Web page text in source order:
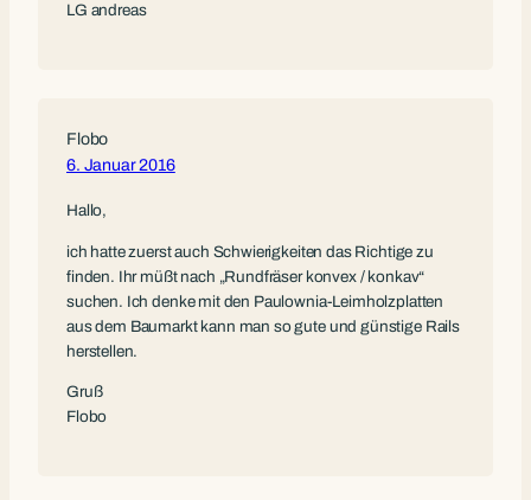
LG andreas
Flobo
6. Januar 2016
Hallo,
ich hatte zuerst auch Schwierigkeiten das Richtige zu
finden. Ihr müßt nach „Rundfräser konvex / konkav“
suchen. Ich denke mit den Paulownia-Leimholzplatten
aus dem Baumarkt kann man so gute und günstige Rails
herstellen.
Gruß
Flobo